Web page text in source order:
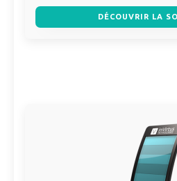
DÉCOUVRIR LA